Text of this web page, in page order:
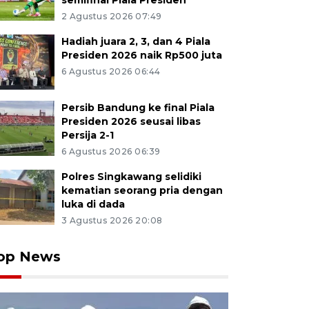
2 Agustus 2026 07:49
Hadiah juara 2, 3, dan 4 Piala
Presiden 2026 naik Rp500 juta
6 Agustus 2026 06:44
Persib Bandung ke final Piala
Presiden 2026 seusai libas
Persija 2-1
6 Agustus 2026 06:39
Polres Singkawang selidiki
kematian seorang pria dengan
luka di dada
3 Agustus 2026 20:08
News